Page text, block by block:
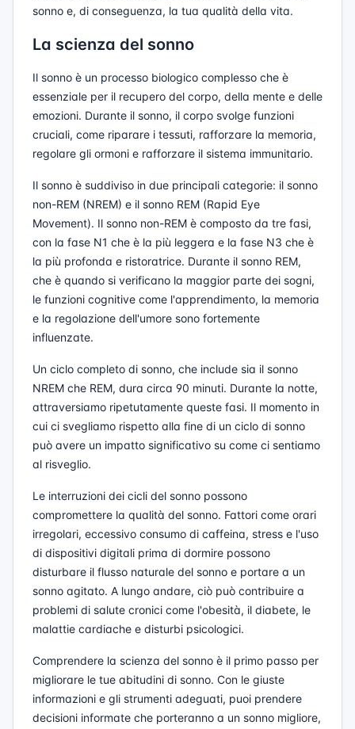
sonno e, di conseguenza, la tua qualità della vita.
La scienza del sonno
Il sonno è un processo biologico complesso che è
essenziale per il recupero del corpo, della mente e delle
emozioni. Durante il sonno, il corpo svolge funzioni
cruciali, come riparare i tessuti, rafforzare la memoria,
regolare gli ormoni e rafforzare il sistema immunitario.
Il sonno è suddiviso in due principali categorie: il sonno
non-REM (NREM) e il sonno REM (Rapid Eye
Movement). Il sonno non-REM è composto da tre fasi,
con la fase N1 che è la più leggera e la fase N3 che è
la più profonda e ristoratrice. Durante il sonno REM,
che è quando si verificano la maggior parte dei sogni,
le funzioni cognitive come l'apprendimento, la memoria
e la regolazione dell'umore sono fortemente
influenzate.
Un ciclo completo di sonno, che include sia il sonno
NREM che REM, dura circa 90 minuti. Durante la notte,
attraversiamo ripetutamente queste fasi. Il momento in
cui ci svegliamo rispetto alla fine di un ciclo di sonno
può avere un impatto significativo su come ci sentiamo
al risveglio.
Le interruzioni dei cicli del sonno possono
compromettere la qualità del sonno. Fattori come orari
irregolari, eccessivo consumo di caffeina, stress e l'uso
di dispositivi digitali prima di dormire possono
disturbare il flusso naturale del sonno e portare a un
sonno agitato. A lungo andare, ciò può contribuire a
problemi di salute cronici come l'obesità, il diabete, le
malattie cardiache e disturbi psicologici.
Comprendere la scienza del sonno è il primo passo per
migliorare le tue abitudini di sonno. Con le giuste
informazioni e gli strumenti adeguati, puoi prendere
decisioni informate che porteranno a un sonno migliore,